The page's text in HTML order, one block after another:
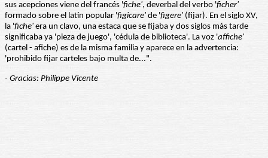
sus acepciones viene del francés 'fiche', deverbal del verbo 'ficher'
formado sobre el latín popular 'figicare' de 'figere' (fijar). En el siglo XV,
la 'fiche' era un clavo, una estaca que se fijaba y dos siglos más tarde
significaba ya 'pieza de juego', 'cédula de biblioteca'. La voz 'affiche'
(cartel - afiche) es de la misma familia y aparece en la advertencia:
'prohibido fijar carteles bajo multa de...".
- Gracias: Philippe Vicente